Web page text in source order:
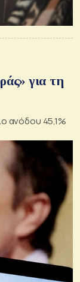
για τη
ανόδου 45,1%